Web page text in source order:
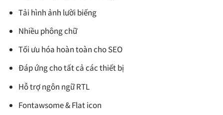
Tải hình ảnh lười biếng
Nhiều phông chữ
Tối ưu hóa hoàn toàn cho SEO
Đáp ứng cho tất cả các thiết bị
Hỗ trợ ngôn ngữ RTL
Fontawsome & Flat icon